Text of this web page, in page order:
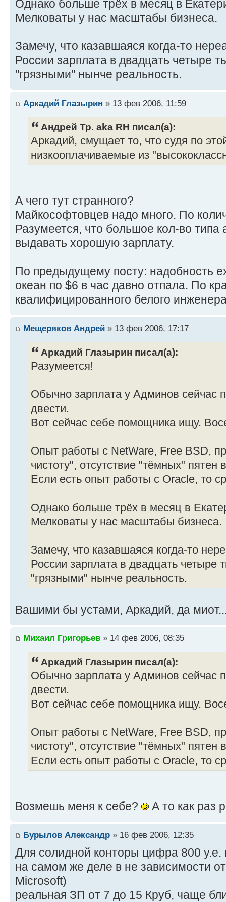
Однако больше трёх в месяц в
Мелковаты у нас масштабы бизнеса.
Замечу, что казавшаяся когда-то
России зарплата в двадцать четыре
"грязными" нынче реальность.
Аркадий Глазырин » 13 фев 2006, 11:59
Андрей Тр. aka RH писал(а):
Аркадий, смущает то, что судя по
низкооплачиваемые из
А чего тут странного?
Майкософтовцев надо много. По
Разумеется, что большое кол-во
выдавать хорошую зарплату.
По предыдущему посту: надобность
океан по $6 в час давно отпала. По
квалифицированного белого
Мещеряков Андрей » 13 фев 2006, 17:17
Аркадий Глазырин писал(а):
Разумеется!
Обычно зарплата у Админов сейчас
двести.
Вот сейчас себе помощника ищу.
Опыт работы с NetWare, Free BSD,
чистоту", отсутствие "тёмных" пятен
Если есть опыт работы с Oracle, то
Однако больше трёх в месяц в
Мелковаты у нас масштабы бизнеса.
Замечу, что казавшаяся когда-то
России зарплата в двадцать четыре
"грязными" нынче реальность.
Вашими бы устами, Аркадий, да
Михаил Григорьев » 14 фев 2006, 08:35
Аркадий Глазырин писал(а):
Обычно зарплата у Админов сейчас
двести.
Вот сейчас себе помощника ищу.
Опыт работы с NetWare, Free BSD,
чистоту", отсутствие "тёмных" пятен
Если есть опыт работы с Oracle, то
Возмешь меня к себе? А то как раз
Бурылов Александр » 16 фев 2006, 12:35
Для солидной конторы цифра 800 у.е.
на самом же деле в не зависимости
Microsoft)
реальная ЗП от 7 до 15 Круб, чаще